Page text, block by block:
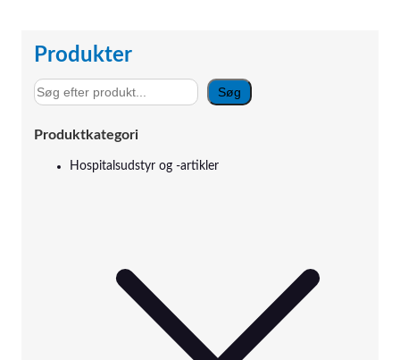
Produkter
S
ø
Søg
Produktkategori
Hospitalsudstyr og -artikler